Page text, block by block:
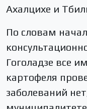
Ахалцихе и
По словам
Гоголадзе все
картофеля
заболеваний